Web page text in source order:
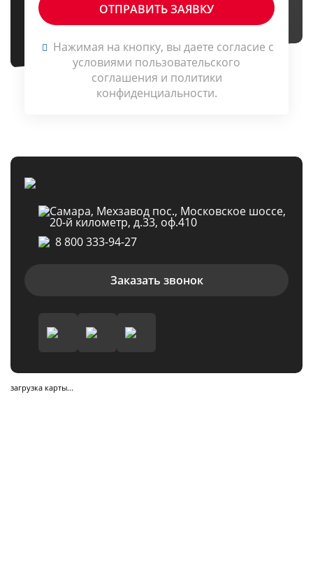
Нажимая на кнопку, вы даете согласие c
условиями пользовательского
соглашения и политики
конфиденциальности.
Самара, Мехзавод пос., Московское шоссе,
20-й километр, д.33, оф.410
8 800 333-94-27
Заказать звонок
загрузка карты...